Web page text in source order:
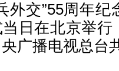
外交”55周年
日在北京举
广播电视总台